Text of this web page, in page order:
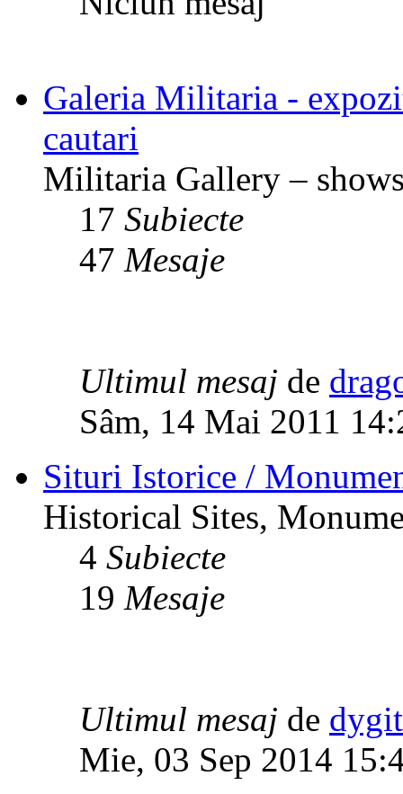
Galeria Militaria -
cautari
Militaria Gallery –
17 Subiecte
47 Mesaje
Ultimul mesaj de
Sâm, 14 Mai 2011
Situri Istorice /
Historical Sites,
4 Subiecte
19 Mesaje
Ultimul mesaj de
Mie, 03 Sep 2014